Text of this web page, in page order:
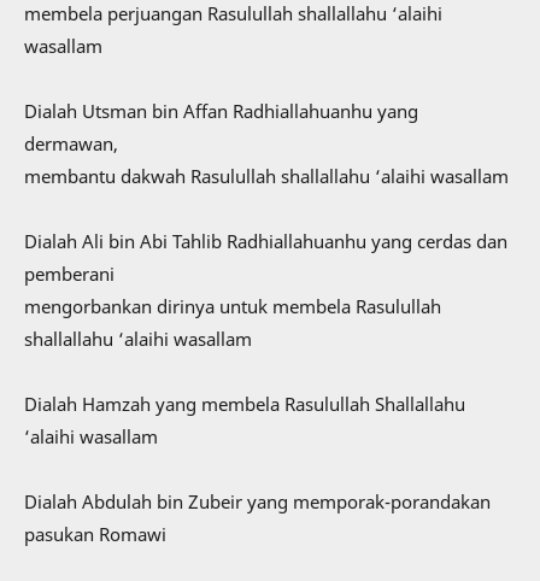
membela perjuangan Rasulullah shallallahu ‘alaihi
wasallam
Dialah Utsman bin Affan Radhiallahuanhu yang
dermawan,
membantu dakwah Rasulullah shallallahu ‘alaihi wasallam
Dialah Ali bin Abi Tahlib Radhiallahuanhu yang cerdas dan
pemberani
mengorbankan dirinya untuk membela Rasulullah
shallallahu ‘alaihi wasallam
Dialah Hamzah yang membela Rasulullah Shallallahu
‘alaihi wasallam
Dialah Abdulah bin Zubeir yang memporak-porandakan
pasukan Romawi